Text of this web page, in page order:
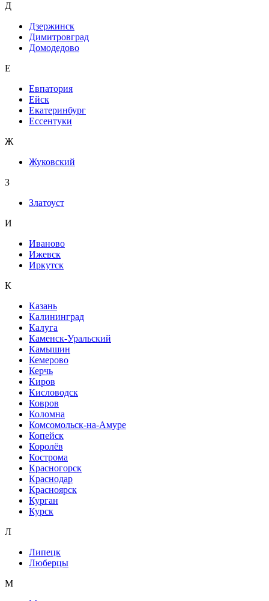
Д
Дзержинск
Димитровград
Домодедово
Е
Евпатория
Ейск
Екатеринбург
Ессентуки
Ж
Жуковский
З
Златоуст
И
Иваново
Ижевск
Иркутск
К
Казань
Калининград
Калуга
Каменск-Уральский
Камышин
Кемерово
Керчь
Киров
Кисловодск
Ковров
Коломна
Комсомольск-на-Амуре
Копейск
Королёв
Кострома
Красногорск
Краснодар
Красноярск
Курган
Курск
Л
Липецк
Люберцы
М